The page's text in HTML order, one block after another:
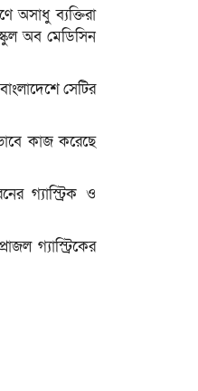
অসাধু ব্যক্তিরা
অব মেডিসিন
সেটির
কাজ করেছে
গ্যাস্ট্রিক ও
গ্যাস্ট্রিকের